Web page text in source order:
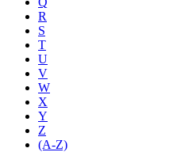
R
S
T
U
V
W
X
Y
Z
(A-Z)